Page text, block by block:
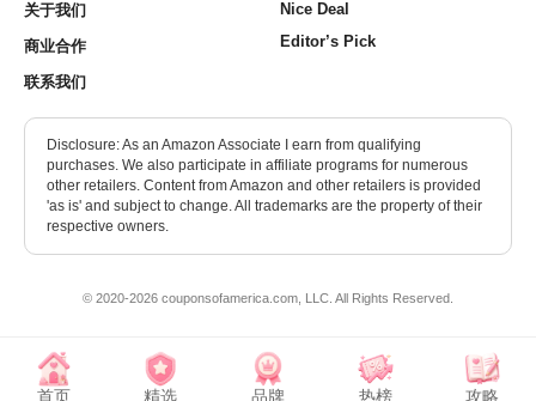
关于我们
商业合作
联系我们
Nice Deal
Editor’s Pick
Disclosure: As an Amazon Associate I earn from qualifying
purchases. We also participate in affiliate programs for numerous
other retailers. Content from Amazon and other retailers is provided
'as is' and subject to change. All trademarks are the property of their
respective owners.
© 2020-2026 couponsofamerica.com, LLC. All Rights Reserved.
首页 精选 品牌 热榜 攻略